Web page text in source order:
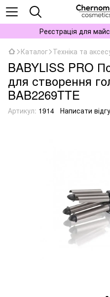
Реєстрація для
Каталог Техніка та
BABYLISS PRO
для створення
BAB2269TTE
Артикул: 1914 Написати